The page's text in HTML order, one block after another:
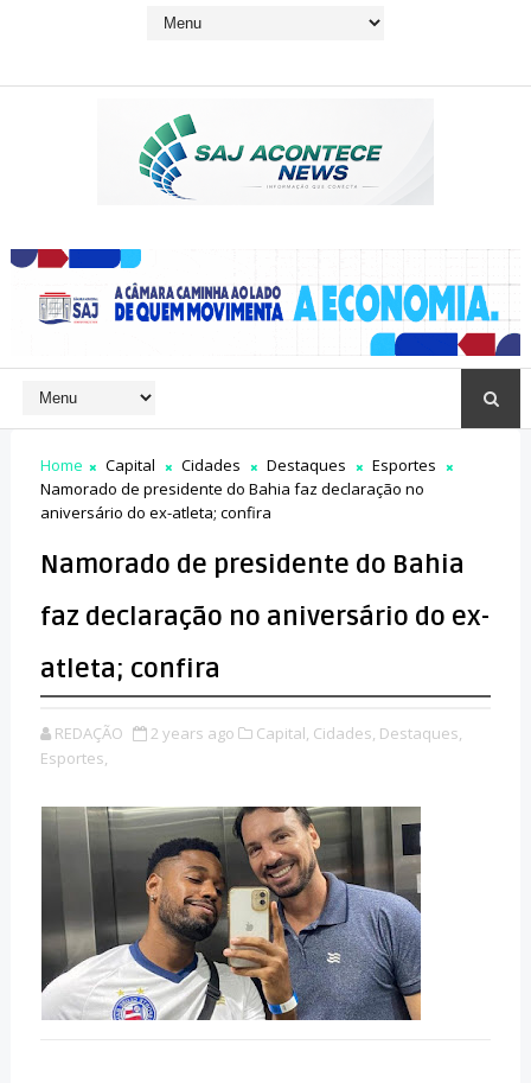
Home Capital Cidades Destaques
Esportes
Namorado de presidente do Bahia faz declaração no
aniversário do ex-atleta; confira
Namorado de presidente do Bahia
faz declaração no aniversário do ex-
atleta; confira
REDAÇÃO 2 years ago Capital, Cidades, Destaques,
Esportes,